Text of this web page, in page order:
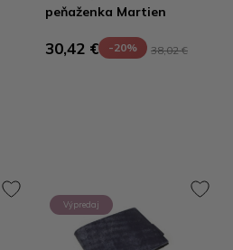
peňaženka Martien
30,42 € -20% 38,02 €
Výpredaj